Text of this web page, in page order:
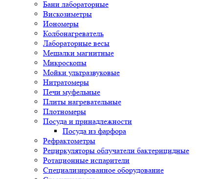
Бани лабораторные
Вискозиметры
Иономеры
Колбонагреватель
Лабораторные весы
Мешалки магнитные
Микроскопы
Мойки ультразвуковые
Нитратомеры
Печи муфельные
Плиты нагревательные
Плотномеры
Посуда и принадлежности
Посуда из фарфора
Рефрактометры
Рециркуляторы облучатели бактерицидные
Ротационные испарители
Специализированное оборудование